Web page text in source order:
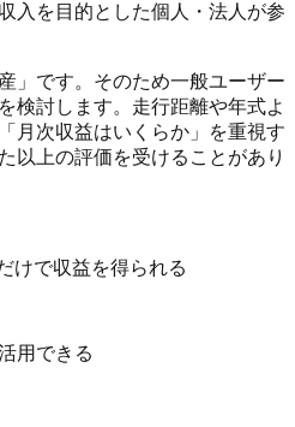
入を目的とした個人・法人が参
」です。そのため一般ユーザー
検討します。走行距離や年式よ
月次収益はいくらか」を重視す
以上の評価を受けることがあり
けで収益を得られる
用できる